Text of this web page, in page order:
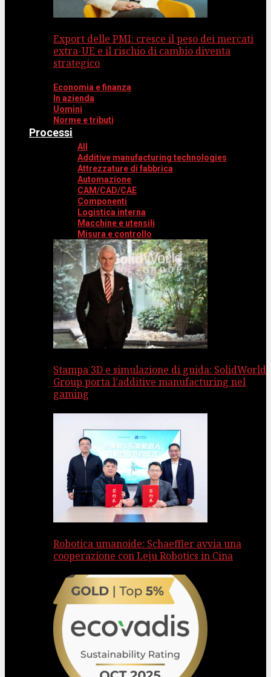
Export delle PMI: cresce il peso dei mercati
extra-UE e il rischio di cambio diventa
strategico
Economia e finanza
In azienda
Uomini
Norme e tributi
Processi
All
Additive manufacturing technologies
Attrezzature di fabbrica
Automazione
CAM/CAD/CAE
Componenti
Logistica interna
Macchine e utensili
Misura e controllo
Stampa 3D e simulazione di guida: SolidWorld
Group porta l’additive manufacturing nel
gaming
Robotica umanoide: Schaeffler avvia una
cooperazione con Leju Robotics in Cina